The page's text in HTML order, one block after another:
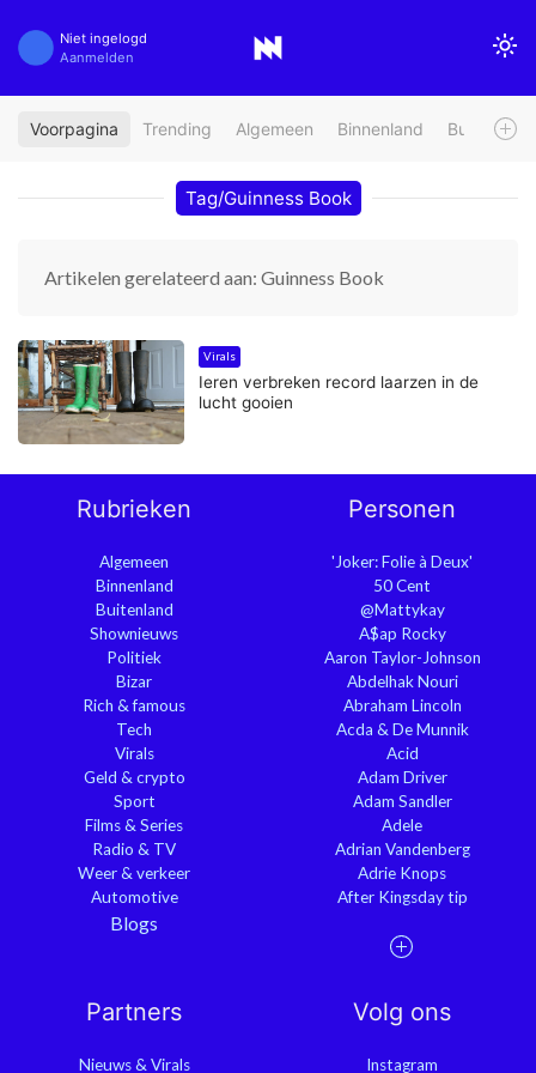
Niet ingelogd
Aanmelden
Voorpagina Trending Algemeen Binnenland Buitenland
Tag/Guinness Book
Artikelen gerelateerd aan: Guinness Book
Virals
Ieren verbreken record laarzen in de
lucht gooien
Rubrieken
Algemeen
Binnenland
Buitenland
Shownieuws
Politiek
Bizar
Rich & famous
Tech
Virals
Geld & crypto
Sport
Films & Series
Radio & TV
Weer & verkeer
Automotive
Blogs
Personen
'Joker: Folie à Deux'
50 Cent
@Mattykay
A$ap Rocky
Aaron Taylor-Johnson
Abdelhak Nouri
Abraham Lincoln
Acda & De Munnik
Acid
Adam Driver
Adam Sandler
Adele
Adrian Vandenberg
Adrie Knops
After Kingsday tip
Partners
Nieuws & Virals
Volg ons
Instagram